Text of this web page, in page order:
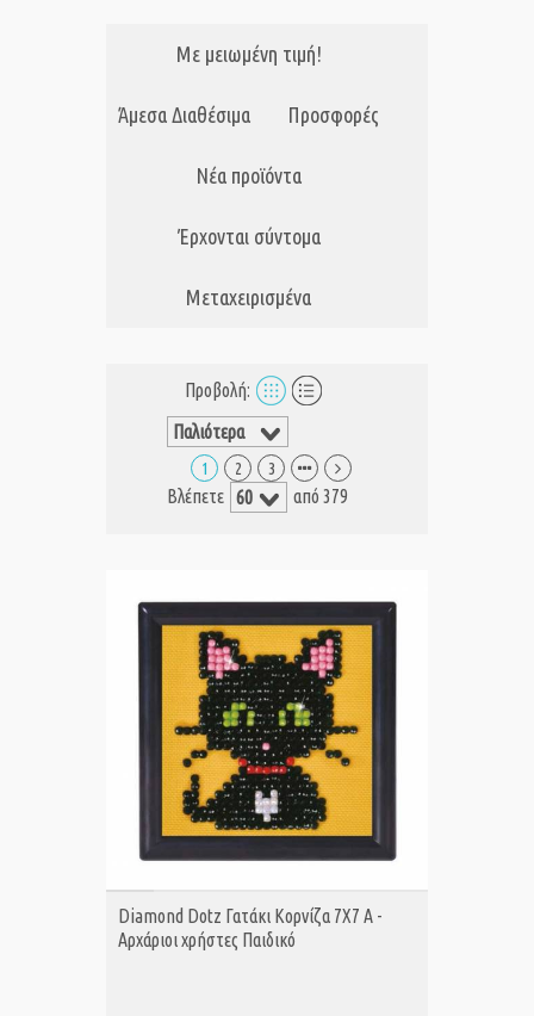
Με μειωμένη τιμή!
Άμεσα Διαθέσιμα Προσφορές
Νέα προϊόντα
Έρχονται σύντομα
Μεταχειρισμένα
Προβολή:
1 2 3
Βλέπετε από 379
ΑΓΟΡΑ
Diamond Dotz Γατάκι Κορνίζα 7Χ7 Α -
Αρχάριοι χρήστες Παιδικό